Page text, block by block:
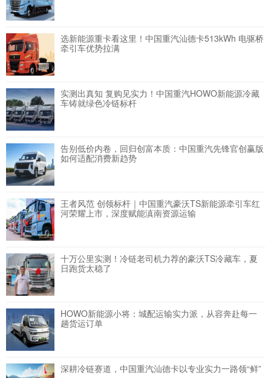
选新能源重卡看这里！中国重汽汕德卡513kWh 电驱桥
牵引车优势拉满
实测出真知 复购见实力！中国重汽HOWO新能源冷藏
车铸就绿色冷链标杆
告别低价内卷，回归创富本质：中国重汽先锋官创赢版
如何适配消费新趋势
王者风范 创领标杆｜中国重汽豪沃TS新能源牵引车红
河荣耀上市，深度赋能滇南资源运输
十万公里实测！冷链老司机力荐的豪沃TS冷藏车，夏
日跑货太稳了
HOWO新能源小将：城配运输实力派，从容奔赴每一
趟货运订单
深耕冷链赛道，中国重汽汕德卡以专业实力一路领“鲜”